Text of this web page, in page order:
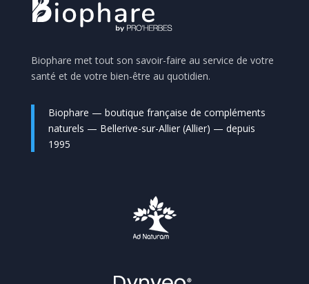
Biophare met tout son savoir-faire au service de votre
santé et de votre bien-être au quotidien.
Biophare — boutique française de compléments
naturels — Bellerive-sur-Allier (Allier) — depuis
1995